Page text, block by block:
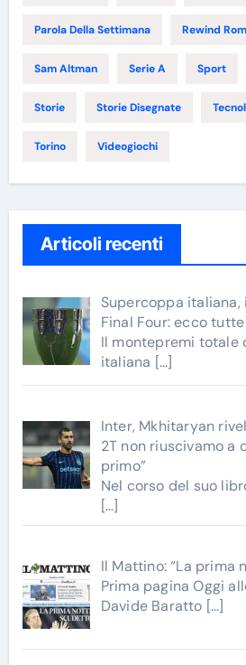
Parola Della Settimana Rewind
Sam Altman Serie A Sport
Storie Storie Disegnate
Torino Videogiochi
Articoli recenti
Supercoppa
Final Four: ecco
Il montepremi totale
italiana […]
Inter, Mkhitaryan
2T non riuscivamo a
primo”
Nel corso del suo
[…]
Il Mattino: “La prima
Prima pagina Oggi
Davide Baratto […]